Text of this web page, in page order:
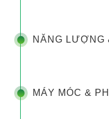
NĂNG LƯỢNG
MÁY MÓC &